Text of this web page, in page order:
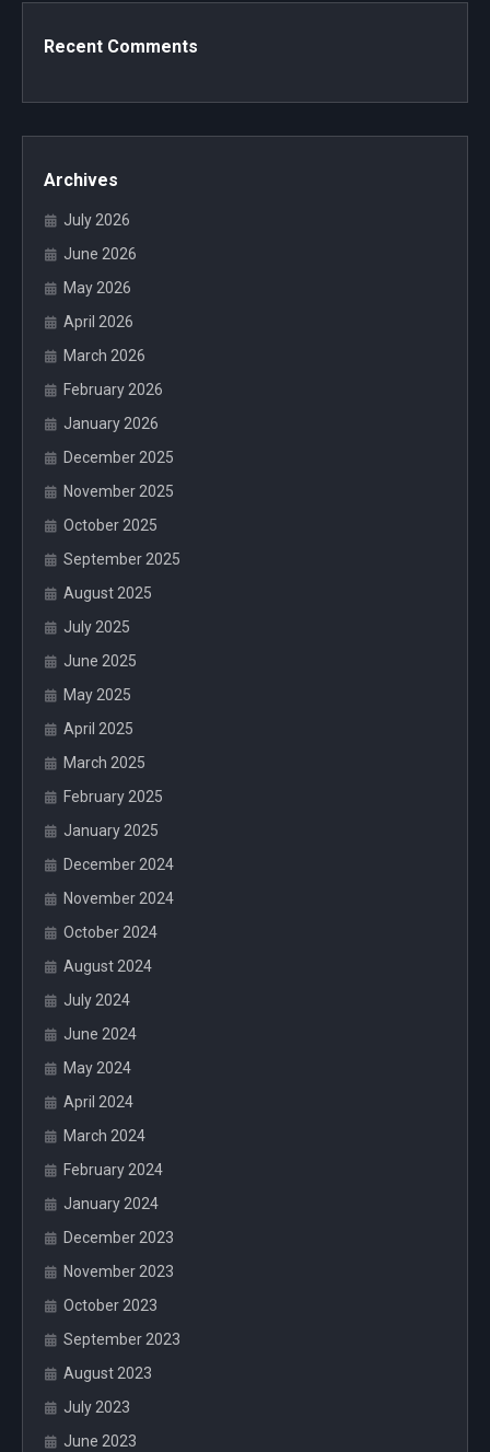
Recent Comments
Archives
July 2026
June 2026
May 2026
April 2026
March 2026
February 2026
January 2026
December 2025
November 2025
October 2025
September 2025
August 2025
July 2025
June 2025
May 2025
April 2025
March 2025
February 2025
January 2025
December 2024
November 2024
October 2024
August 2024
July 2024
June 2024
May 2024
April 2024
March 2024
February 2024
January 2024
December 2023
November 2023
October 2023
September 2023
August 2023
July 2023
June 2023